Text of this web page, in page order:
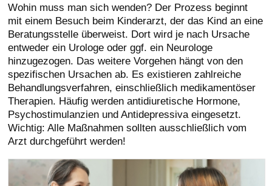
Wohin muss man sich wenden? Der Prozess beginnt
mit einem Besuch beim Kinderarzt, der das Kind an eine
Beratungsstelle überweist. Dort wird je nach Ursache
entweder ein Urologe oder ggf. ein Neurologe
hinzugezogen. Das weitere Vorgehen hängt von den
spezifischen Ursachen ab. Es existieren zahlreiche
Behandlungsverfahren, einschließlich medikamentöser
Therapien. Häufig werden antidiuretische Hormone,
Psychostimulanzien und Antidepressiva eingesetzt.
Wichtig: Alle Maßnahmen sollten ausschließlich vom
Arzt durchgeführt werden!